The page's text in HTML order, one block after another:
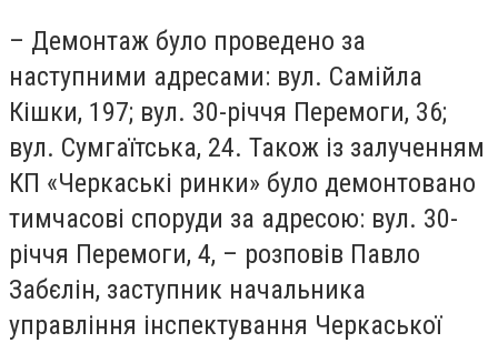
– Демонтаж було проведено за
наступними адресами: вул. Самійла
Кішки, 197; вул. 30-річчя Перемоги, 36;
вул. Сумгаїтська, 24. Також із залученням
КП «Черкаські ринки» було демонтовано
тимчасові споруди за адресою: вул. 30-
річчя Перемоги, 4, – розповів Павло
Забєлін, заступник начальника
управління інспектування Черкаської